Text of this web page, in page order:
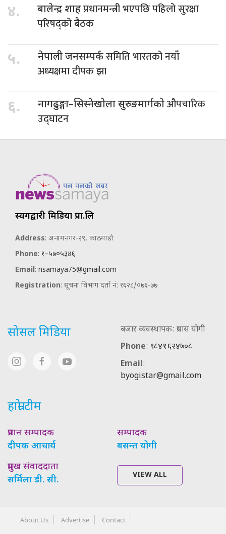
४. बालेन्द्र शाहप्रधानमन्त्री भएपछि पहिलो सुरक्षा
परिषद्को बैठक
५. नेपाली जनसम्पर्कसमिति भारतको नयाँ
अध्यक्षमा दीपक झा
६. नागढुङ्गा–सिस्नेखोला सुरुङमार्गकोऔपचारिक
उद्घाटन
स्वर्गद्वारी मिडिया प्रा.लि
Address: अनामनगर-२९, काठमाडौ
Phone: १–५७०५३४६
Email: nsamaya75@gmail.com
Registration: सूचना विभाग दर्ता नं: १६२८/०७६-७७
सोसल मिडिया
बजार व्यवस्थापक: प्रयास योगी
Phone: ९८४१६२४७०८
Email:
byogistar@gmail.com
हाम्रो टीम
प्रधान सम्पादक
दीपक आचार्य
सम्पादक
बसन्त योगी
प्रमुख संवाददाता
सर्मिला डी. सी.
VIEW ALL
About Us Advertise Contact